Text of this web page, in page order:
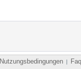
Nutzungsbedingungen | Faq